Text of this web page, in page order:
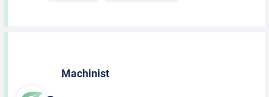
Machinist